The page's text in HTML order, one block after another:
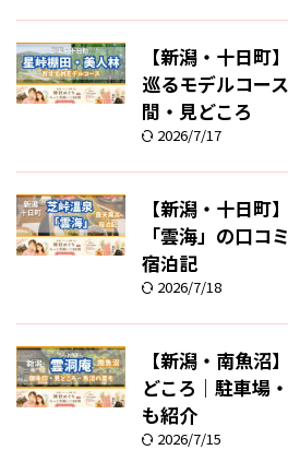
【新潟・十日町
巡るモデルコー
間・見どころ
2026/7/17
【新潟・十日町
「雲海」の口コ
宿泊記
2026/7/18
【新潟・南魚沼
どころ｜駐車場
も紹介
2026/7/15